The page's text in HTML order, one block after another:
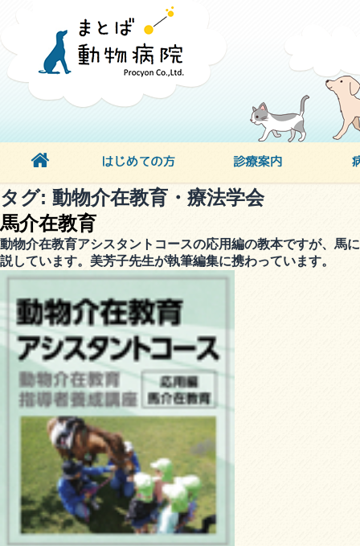
タグ: 動物介在教育・療法学会
馬介在教育
動物介在教育アシスタントコースの応用編の教本ですが、馬
説しています。美芳子先生が執筆編集に携わっています。